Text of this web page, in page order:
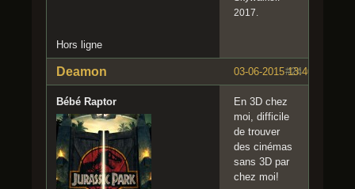
2017.
Hors ligne
#24
03-06-2015 13:40:41
Deamon
Bébé Raptor
En 3D chez
moi, difficile
de trouver
des cinémas
sans 3D par
chez moi!